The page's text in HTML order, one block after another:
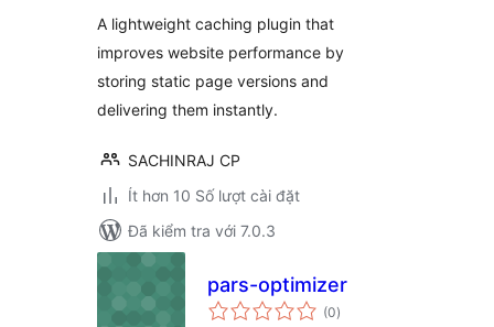
A lightweight caching plugin that
improves website performance by
storing static page versions and
delivering them instantly.
SACHINRAJ CP
Ít hơn 10 Số lượt cài đặt
Đã kiểm tra với 7.0.3
pars-optimizer
(0tổng
đánh
)